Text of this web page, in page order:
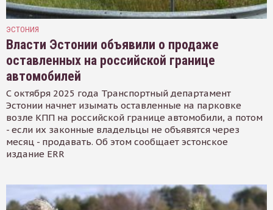
ЭСТОНИЯ
Власти Эстонии объявили о продаже
оставленных на российской границе
автомобилей
С октября 2025 года Транспортный департамент
Эстонии начнет изымать оставленные на парковке
возле КПП на российской границе автомобили, а потом
- если их законные владельцы не объявятся через
месяц - продавать. Об этом сообщает эстонское
издание ERR